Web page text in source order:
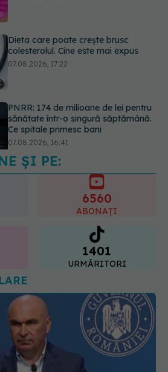
PNRR: 174 de milioane de lei pentru
sănătate într-o singură săptămână.
Ce spitale primesc bani
Ce spune culoarea ta preferată
despre vârsta pe care o ai. Care
este "codul cromatic" al generațiilor
ȘI PE:
1401
URMĂRITORI